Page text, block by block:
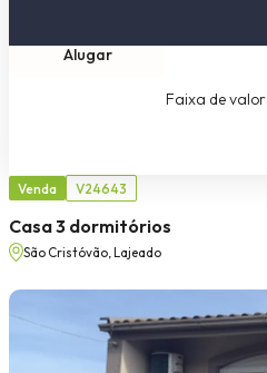
Alugar
Faixa de valor
Venda V24643
Casa 3 dormitórios
São Cristóvão, Lajeado